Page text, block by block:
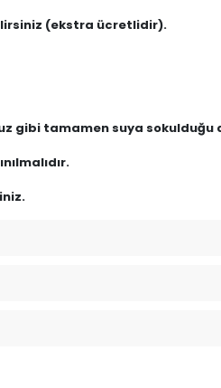
(ekstra ücretlidir).
gibi tamamen suya